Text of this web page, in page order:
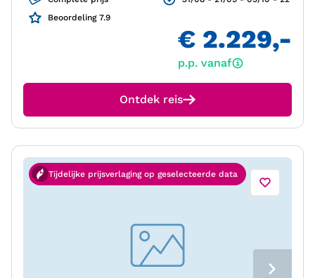
Beoordeling 7.9
€ 2.229,-
p.p. vanaf
Ontdek reis
Tijdelijke prijsverlaging op geselecteerde data